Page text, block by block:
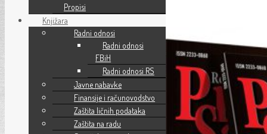
Propisi
Knjižara
Radni odnosi
Radni odnosi
FBiH
Radni odnosi RS
Javne nabavke
Finansije i računovodstvo
Zaštita ličnih podataka
Zaštita na radu